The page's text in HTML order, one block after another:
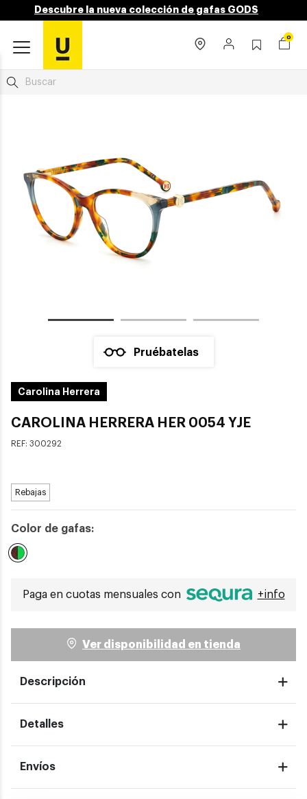
Descubre la nueva colección de gafas GODS
0
Pruébatelas
Carolina Herrera
CAROLINA HERRERA HER 0054 YJE
REF: 300292
Rebajas
Color de gafas:
Paga en cuotas mensuales con +info
Ver disponibilidad en tienda
Descripción
Detalles
Envíos